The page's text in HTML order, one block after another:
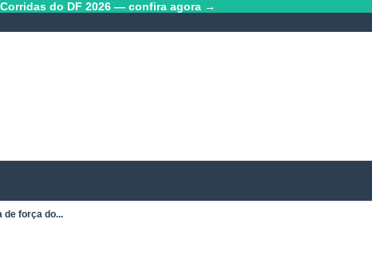
do DF 2026 — confira agora →
de força do...